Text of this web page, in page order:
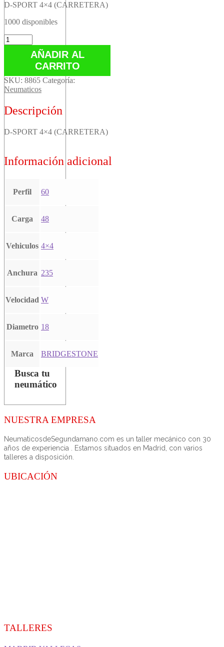
D-SPORT 4×4 (CARRETERA)
1000 disponibles
D-
SPORT
(CARRETERA)
cantidad
AÑADIR AL
CARRITO
SKU: 8865 Categoría:
Neumaticos
Descripción
D-SPORT 4×4 (CARRETERA)
Información adicional
Perfil 60
Carga 48
Vehiculos 4×4
Anchura 235
Velocidad W
Diametro 18
Marca BRIDGESTONE
Busca tu
neumático
NUESTRA EMPRESA
NeumaticosdeSegundamano.com es un taller mecánico con 30
años de experiencia . Estamos situados en Madrid, con varios
talleres a disposición.
UBICACIÓN
TALLERES